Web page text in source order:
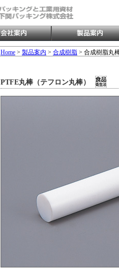
Home > 製品案内 > 合成樹脂 > 合成樹脂丸
PTFE丸棒（テフロン丸棒）